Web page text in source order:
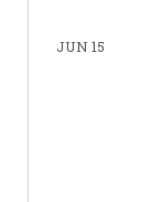
JUN 15